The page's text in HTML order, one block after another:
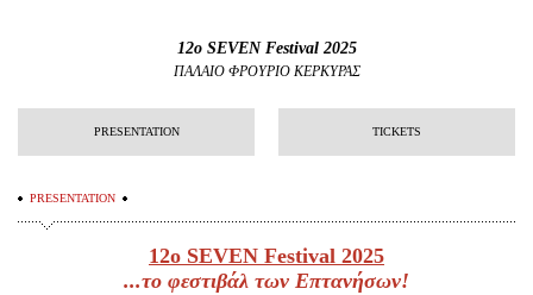
info@ticketservices.gr
Search
Sign up/Sign in
Search your order
12ο SEVEN Festival 2025
ΠΑΛΑΙΟ ΦΡΟΥΡΙΟ ΚΕΡΚΥΡΑΣ
PRESENTATION TICKETS
PRESENTATION
12ο SEVEN Festival 2025
...το φεστιβάλ των Επτανήσων!